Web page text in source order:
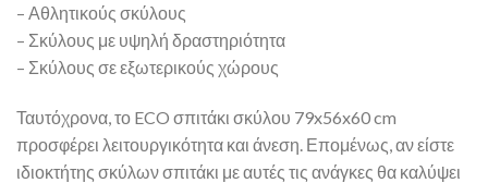
– Αθλητικούς σκύλους
– Σκύλους με υψηλή δραστηριότητα
– Σκύλους σε εξωτερικούς χώρους
Ταυτόχρονα, το ECO σπιτάκι σκύλου 79x56x60 cm
προσφέρει λειτουργικότητα και άνεση. Επομένως, αν είστε
ιδιοκτήτης σκύλων σπιτάκι με αυτές τις ανάγκες θα καλύψει